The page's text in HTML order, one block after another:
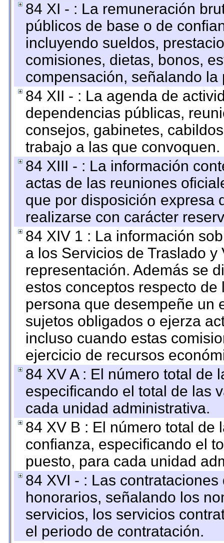
84 XI - : La remuneración
públicos de base o de
incluyendo sueldos,
comisiones, dietas, bonos,
compensación, señalando
84 XII - : La agenda de
dependencias públicas,
consejos, gabinetes,
trabajo a las que convoquen.
84 XIII - : La información
actas de las reuniones
que por disposición expresa
realizarse con carácter
84 XIV 1 : La información
a los Servicios de Traslado
representación. Además se
estos conceptos respecto
persona que desempeñe un
sujetos obligados o ejerza
incluso cuando estas
ejercicio de recursos
84 XV A : El número total de
especificando el total de las
cada unidad administrativa.
84 XV B : El número total de
confianza, especificando el
puesto, para cada unidad
84 XVI - : Las
honorarios, señalando los
servicios, los servicios
el periodo de contratación.